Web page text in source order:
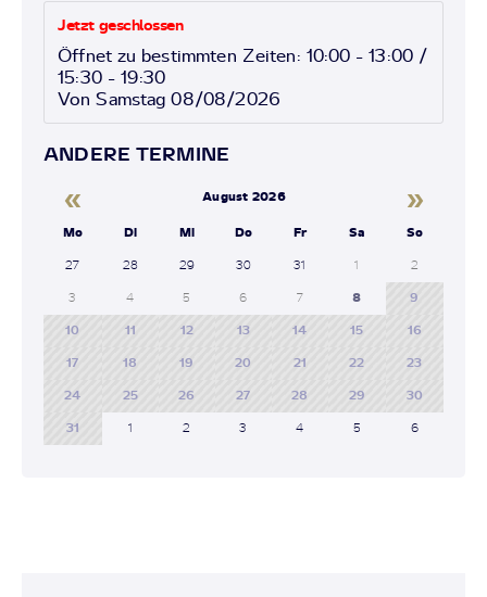
Jetzt geschlossen
Öffnet zu bestimmten Zeiten: 10:00 - 13:00 /
15:30 - 19:30
Von Samstag 08/08/2026
ANDERE TERMINE
« August 2026 »
Mo Di Mi Do Fr Sa So
27 28 29 30 31 1 2
3 4 5 6 7 8 9
10 11 12 13 14 15 16
17 18 19 20 21 22 23
24 25 26 27 28 29 30
31 1 2 3 4 5 6